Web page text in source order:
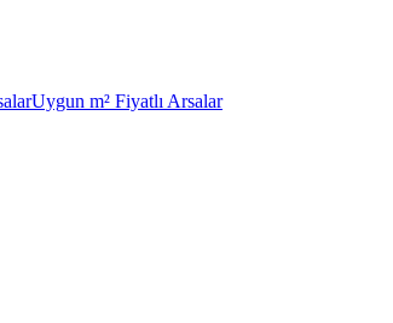
Uygun m² Fiyatlı Arsalar